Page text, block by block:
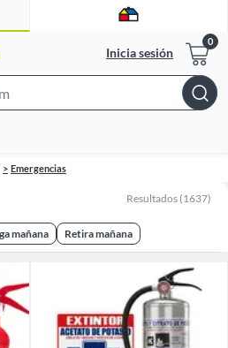
Inicia sesión
Bar
Emergencias
Resultados (1637)
mañana Retira mañana